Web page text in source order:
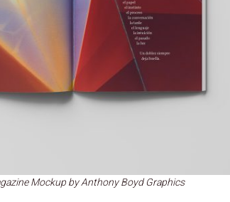
Mockup by Anthony Boyd Graphics